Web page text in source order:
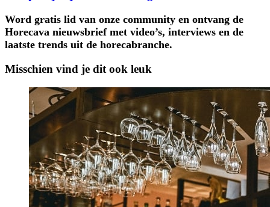
Word gratis lid van onze community en ontvang de
Horecava nieuwsbrief met video’s, interviews en de
laatste trends uit de horecabranche.
Misschien vind je dit ook leuk